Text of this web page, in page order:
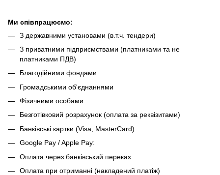
Ми співпрацюємо:
З державними установами (в.т.ч. тендери)
З приватними підприємствами (платниками та не
платниками ПДВ)
Благодійними фондами
Громадськими об'єднаннями
Фізичними особами
Безготівковий розрахунок (оплата за реквізитами)
Банківські картки (Visa, MasterCard)
Google Pay / Apple Pay:
Оплата через банківський переказ
Оплата при отриманні (накладений платіж)